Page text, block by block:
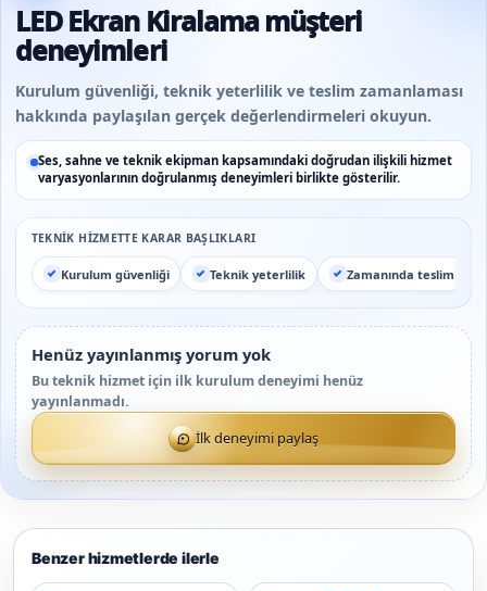
LED Ekran Kiralama müşteri
deneyimleri
Kurulum güvenliği, teknik yeterlilik ve teslim zamanlaması
hakkında paylaşılan gerçek değerlendirmeleri okuyun.
Ses, sahne ve teknik ekipman kapsamındaki doğrudan ilişkili hizmet
varyasyonlarının doğrulanmış deneyimleri birlikte gösterilir.
TEKNIK HIZMETTE KARAR BAŞLIKLARI
Kurulum güvenliği Teknik yeterlilik Zamanında teslim
Henüz yayınlanmış yorum yok
Bu teknik hizmet için ilk kurulum deneyimi henüz
yayınlanmadı.
İlk deneyimi paylaş
Benzer hizmetlerde ilerle